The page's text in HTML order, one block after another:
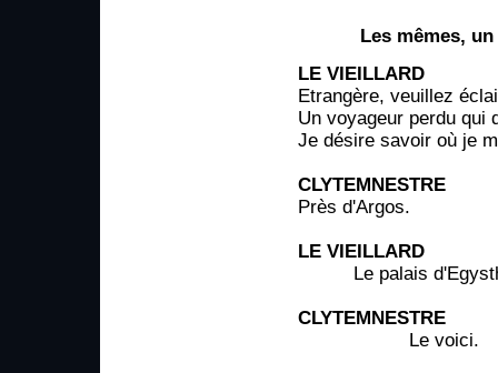
Les mêmes,
LE VIEILLARD
Etrangère, veuillez
Un voyageur perdu qui
Je désire savoir où je
CLYTEMNESTRE
Près d'Argos.
LE VIEILLARD
Le palais
CLYTEMNESTRE
Le voici.